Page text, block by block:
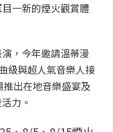
一新的煙火觀賞體
，今年邀請溫蒂漫
級與超人氣音樂人接
出在地音樂盛宴及
力。